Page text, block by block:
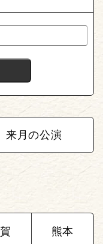
来月の公演
熊本